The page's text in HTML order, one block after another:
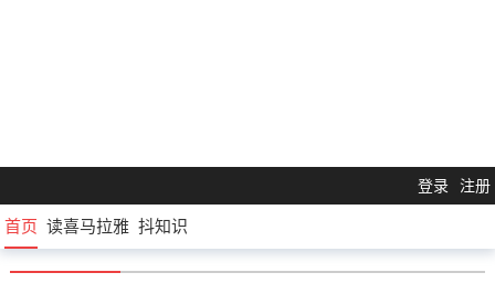
登录 注册
首页 读喜马拉雅 抖知识